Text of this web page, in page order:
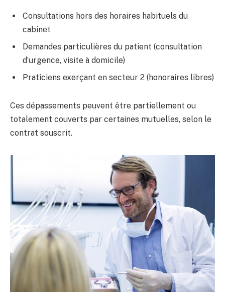
Consultations hors des horaires habituels du
cabinet
Demandes particulières du patient (consultation
d’urgence, visite à domicile)
Praticiens exerçant en secteur 2 (honoraires libres)
Ces dépassements peuvent être partiellement ou
totalement couverts par certaines mutuelles, selon le
contrat souscrit.